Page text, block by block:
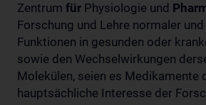
Zentrum für Physiologie und
Forschung und Lehre normaler
Funktionen in gesunden oder
sowie den Wechselwirkungen
Molekülen, seien es Medikamente
hauptsächliche Interesse der